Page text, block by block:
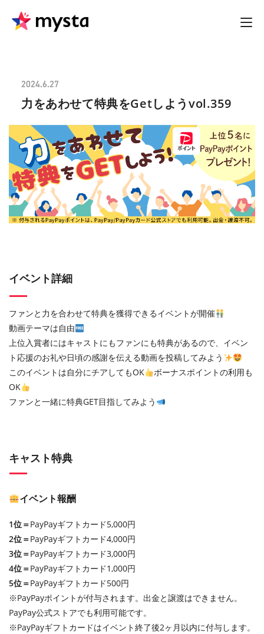
2024.6.27
力をあわせて特典をGetしようvol.359
イベント詳細
ファンと力を合わせて特典を獲得できるイベントが開催
動画テーマは自由
上位入賞者にはキャストにもファンにも特典があるので、イベン
ト応援のお礼や日頃の感謝を伝える動画を投稿してみよう
このイベントは自分にチアしてもOK
ボーナスポイントの利用も
OK
ファンと一緒に特典GET目指してみよう
キャスト特典
イベント報酬
1位＝PayPayギフトカード5,000円
2位＝PayPayギフトカード4,000円
3位＝PayPayギフトカード3,000円
4位＝PayPayギフトカード1,000円
5位＝PayPayギフトカード500円
※PayPayポイントが付与されます。出金と譲渡はできません。
PayPay公式ストアでも利用可能です。
※PayPayギフトカードはイベント終了後2ヶ月以内に付与します。